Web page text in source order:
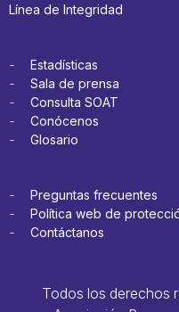
Línea de Integridad
Estadísticas
Sala de prensa
Consulta SOAT
Conócenos
Glosario
Preguntas frecuentes
Política web de
Contáctanos
Todos los derechos